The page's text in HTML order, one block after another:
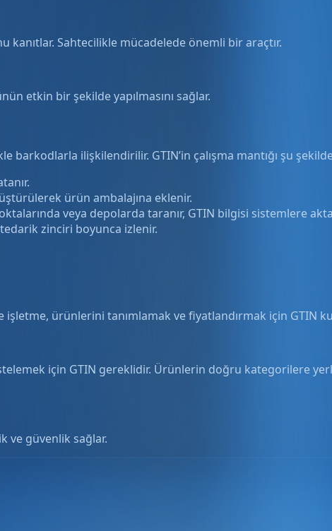
Sahtecilikle mücadelede önemli bir araçtır.
etkin bir şekilde yapılmasını sağlar.
ilişkilendirilir. GTIN’in çalışma mantığı şu
ürün ambalajına eklenir.
veya depolarda taranır, GTIN bilgisi sistemlere
zinciri boyunca izlenir.
ürünlerini tanımlamak ve fiyatlandırmak için GTIN
için GTIN gereklidir. Ürünlerin doğru kategorilere
ve güvenlik sağlar.